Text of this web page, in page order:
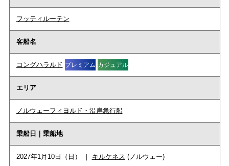
フッティルーテン
客船名
コングハラルド プレミアム カジュアル
エリア
ノルウェーフィヨルド・沿岸急行船
乗船日｜乗船地
2027年1月10日（日） ｜ キルケネス (ノルウェー)